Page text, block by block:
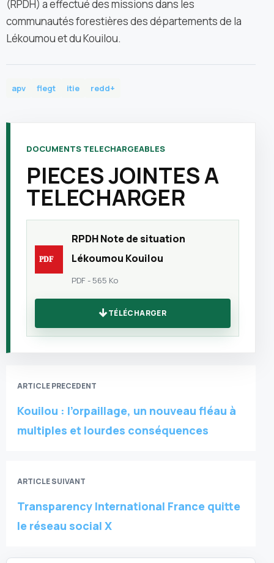
(RPDH) a effectué des missions dans les
communautés forestières des départements de la
Lékoumou et du Kouilou.
apv flegt itie redd+
DOCUMENTS TELECHARGEABLES
PIECES JOINTES A
TELECHARGER
RPDH Note de situation
Lékoumou Kouilou
PDF - 565 Ko
TÉLÉCHARGER
ARTICLE PRECEDENT
Kouilou : l’orpaillage, un nouveau fléau à
multiples et lourdes conséquences
ARTICLE SUIVANT
Transparency International France quitte
le réseau social X